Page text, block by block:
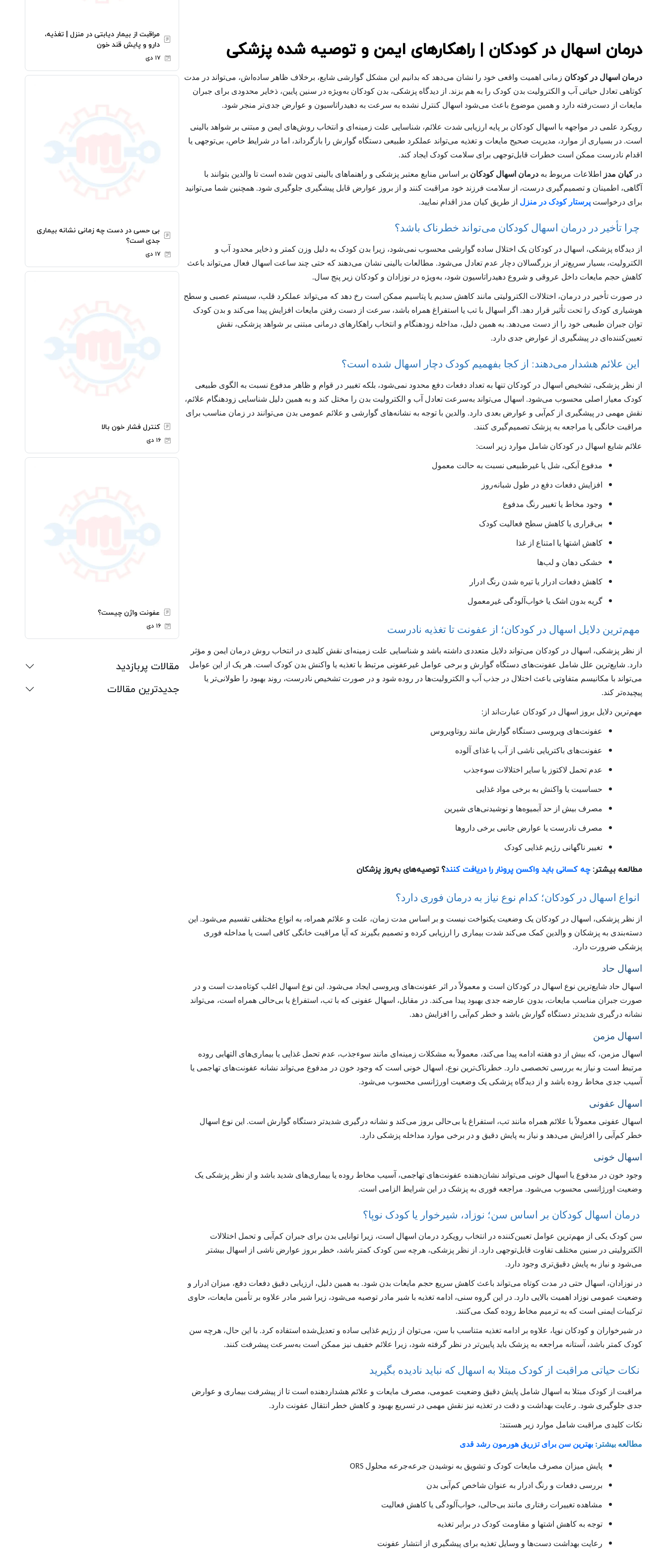
درمان اسهال در کودکان | راهکارهای ایمن و توصیه شده پزشکی
درمان اسهال در کودکان زمانی اهمیت واقعی خود را نشان می‌دهد که بدانیم این مشکل گوارشی شایع، برخلاف ظاهر ساده‌اش، می‌تواند در مدت
کوتاهی تعادل حیاتی آب و الکترولیت بدن کودک را به هم بزند. از دیدگاه پزشکی، بدن کودکان به‌ویژه در سنین پایین، ذخایر محدودی برای جبران
مایعات از دست‌رفته دارد و همین موضوع باعث می‌شود اسهال کنترل نشده به سرعت به دهیدراتاسیون و عوارض جدی‌تر منجر شود.
رویکرد علمی در مواجهه با اسهال کودکان بر پایه ارزیابی شدت علائم، شناسایی علت زمینه‌ای و انتخاب روش‌های ایمن و مبتنی بر شواهد بالینی
است. در بسیاری از موارد، مدیریت صحیح مایعات و تغذیه می‌تواند عملکرد طبیعی دستگاه گوارش را بازگرداند، اما در شرایط خاص، بی‌توجهی یا
اقدام نادرست ممکن است خطرات قابل‌توجهی برای سلامت کودک ایجاد کند.
درکیان مدز اطلاعات مربوط به درمان اسهال کودکان بر اساس منابع معتبر پزشکی و راهنماهای بالینی تدوین شده است تا والدین بتوانند با
آگاهی، اطمینان و تصمیم‌گیری درست، از سلامت فرزند خود مراقبت کنند و از بروز عوارض قابل پیشگیری جلوگیری شود. همچنین شما می‌توانید
برای درخواست پرستار کودک در منزل از طریق کیان مدز اقدام نمایید.
چرا تأخیر در درمان اسهال کودکان می‌تواند خطرناک باشد؟
از دیدگاه پزشکی، اسهال در کودکان یک اختلال ساده گوارشی محسوب نمی‌شود، زیرا بدن کودک به دلیل وزن کمتر و ذخایر محدود آب و
الکترولیت، بسیار سریع‌تر از بزرگسالان دچار عدم تعادل می‌شود. مطالعات بالینی نشان می‌دهند که حتی چند ساعت اسهال فعال می‌تواند باعث
کاهش حجم مایعات داخل عروقی و شروع دهیدراتاسیون شود، به‌ویژه در نوزادان و کودکان زیر پنج سال.
در صورت تأخیر در درمان، اختلالات الکترولیتی مانند کاهش سدیم یا پتاسیم ممکن است رخ دهد که می‌تواند عملکرد قلب، سیستم عصبی و سطح
هوشیاری کودک را تحت تأثیر قرار دهد. اگر اسهال با تب یا استفراغ همراه باشد، سرعت از دست رفتن مایعات افزایش پیدا می‌کند و بدن کودک
توان جبران طبیعی خود را از دست می‌دهد. به همین دلیل، مداخله زودهنگام و انتخاب راهکارهای درمانی مبتنی بر شواهد پزشکی، نقش
تعیین‌کننده‌ای در پیشگیری از عوارض جدی دارد.
این علائم هشدار می‌دهند: از کجا بفهمیم کودک دچار اسهال شده است؟
از نظر پزشکی، تشخیص اسهال در کودکان تنها به تعداد دفعات دفع محدود نمی‌شود، بلکه تغییر در قوام و ظاهر مدفوع نسبت به الگوی طبیعی
کودک معیار اصلی محسوب می‌شود. اسهال می‌تواند به‌سرعت تعادل آب و الکترولیت بدن را مختل کند و به همین دلیل شناسایی زودهنگام علائم،
نقش مهمی در پیشگیری از کم‌آبی و عوارض بعدی دارد. والدین با توجه به نشانه‌های گوارشی و علائم عمومی بدن می‌توانند در زمان مناسب برای
مراقبت خانگی یا مراجعه به پزشک تصمیم‌گیری کنند.
علائم شایع اسهال در کودکان شامل موارد زیر است:
مدفوع آبکی، شل یا غیرطبیعی نسبت به حالت معمول
افزایش دفعات دفع در طول شبانه‌روز
وجود مخاط یا تغییر رنگ مدفوع
بی‌قراری یا کاهش سطح فعالیت کودک
کاهش اشتها یا امتناع از غذا
خشکی دهان و لب‌ها
کاهش دفعات ادرار یا تیره شدن رنگ ادرار
گریه بدون اشک یا خواب‌آلودگی غیرمعمول
مهم‌ترین دلایل اسهال در کودکان؛ از عفونت تا تغذیه نادرست
از نظر پزشکی، اسهال در کودکان می‌تواند دلایل متعددی داشته باشد و شناسایی علت زمینه‌ای نقش کلیدی در انتخاب روش درمان ایمن و مؤثر
دارد. شایع‌ترین علل شامل عفونت‌های دستگاه گوارش و برخی عوامل غیرعفونی مرتبط با تغذیه یا واکنش بدن کودک است. هر یک از این عوامل
می‌تواند با مکانیسم متفاوتی باعث اختلال در جذب آب و الکترولیت‌ها در روده شود و در صورت تشخیص نادرست، روند بهبود را طولانی‌تر یا
پیچیده‌تر کند.
مهم‌ترین دلایل بروز اسهال در کودکان عبارت‌اند از:
عفونت‌های ویروسی دستگاه گوارش مانند روتاویروس
عفونت‌های باکتریایی ناشی از آب یا غذای آلوده
عدم تحمل لاکتوز یا سایر اختلالات سوءجذب
حساسیت یا واکنش به برخی مواد غذایی
مصرف بیش از حد آبمیوه‌ها و نوشیدنی‌های شیرین
مصرف نادرست یا عوارض جانبی برخی داروها
تغییر ناگهانی رژیم غذایی کودک
مطالعه بیشتر:چه کسانی باید واکسن پرونار را دریافت کنند؟ توصیه‌های به‌روز پزشکان
انواع اسهال در کودکان؛ کدام نوع نیاز به درمان فوری دارد؟
از نظر پزشکی، اسهال در کودکان یک وضعیت یکنواخت نیست و بر اساس مدت زمان، علت و علائم همراه، به انواع مختلفی تقسیم می‌شود. این
دسته‌بندی به پزشکان و والدین کمک می‌کند شدت بیماری را ارزیابی کرده و تصمیم بگیرند که آیا مراقبت خانگی کافی است یا مداخله فوری
پزشکی ضرورت دارد.
اسهال حاد
اسهال حاد شایع‌ترین نوع اسهال در کودکان است و معمولاً در اثر عفونت‌های ویروسی ایجاد می‌شود. این نوع اسهال اغلب کوتاه‌مدت است و در
صورت جبران مناسب مایعات، بدون عارضه جدی بهبود پیدا می‌کند. در مقابل، اسهال عفونی که با تب، استفراغ یا بی‌حالی همراه است، می‌تواند
نشانه درگیری شدیدتر دستگاه گوارش باشد و خطر کم‌آبی را افزایش دهد.
اسهال مزمن
اسهال مزمن، که بیش از دو هفته ادامه پیدا می‌کند، معمولاً به مشکلات زمینه‌ای مانند سوءجذب، عدم تحمل غذایی یا بیماری‌های التهابی روده
مرتبط است و نیاز به بررسی تخصصی دارد. خطرناک‌ترین نوع، اسهال خونی است که وجود خون در مدفوع می‌تواند نشانه عفونت‌های تهاجمی یا
آسیب جدی مخاط روده باشد و از دیدگاه پزشکی یک وضعیت اورژانسی محسوب می‌شود.
اسهال عفونی
اسهال عفونی معمولاً با علائم همراه مانند تب، استفراغ یا بی‌حالی بروز می‌کند و نشانه درگیری شدیدتر دستگاه گوارش است. این نوع اسهال
خطر کم‌آبی را افزایش می‌دهد و نیاز به پایش دقیق و در برخی موارد مداخله پزشکی دارد.
اسهال خونی
وجود خون در مدفوع یا اسهال خونی می‌تواند نشان‌دهنده عفونت‌های تهاجمی، آسیب مخاط روده یا بیماری‌های شدید باشد و از نظر پزشکی یک
وضعیت اورژانسی محسوب می‌شود. مراجعه فوری به پزشک در این شرایط الزامی است.
درمان اسهال کودکان بر اساس سن؛ نوزاد، شیرخوار یا کودک نوپا؟
سن کودک یکی از مهم‌ترین عوامل تعیین‌کننده در انتخاب رویکرد درمان اسهال است، زیرا توانایی بدن برای جبران کم‌آبی و تحمل اختلالات
الکترولیتی در سنین مختلف تفاوت قابل‌توجهی دارد. از نظر پزشکی، هرچه سن کودک کمتر باشد، خطر بروز عوارض ناشی از اسهال بیشتر
می‌شود و نیاز به پایش دقیق‌تری وجود دارد.
در نوزادان، اسهال حتی در مدت کوتاه می‌تواند باعث کاهش سریع حجم مایعات بدن شود. به همین دلیل، ارزیابی دقیق دفعات دفع، میزان ادرار و
وضعیت عمومی نوزاد اهمیت بالایی دارد. در این گروه سنی، ادامه تغذیه با شیر مادر توصیه می‌شود، زیرا شیر مادر علاوه بر تأمین مایعات، حاوی
ترکیبات ایمنی است که به ترمیم مخاط روده کمک می‌کنند.
در شیرخواران و کودکان نوپا، علاوه بر ادامه تغذیه متناسب با سن، می‌توان از رژیم غذایی ساده و تعدیل‌شده استفاده کرد. با این حال، هرچه سن
کودک کمتر باشد، آستانه مراجعه به پزشک باید پایین‌تر در نظر گرفته شود، زیرا علائم خفیف نیز ممکن است به‌سرعت پیشرفت کنند.
نکات حیاتی مراقبت از کودک مبتلا به اسهال که نباید نادیده بگیرید
مراقبت از کودک مبتلا به اسهال شامل پایش دقیق وضعیت عمومی، مصرف مایعات و علائم هشداردهنده است تا از پیشرفت بیماری و عوارض
جدی جلوگیری شود. رعایت بهداشت و دقت در تغذیه نیز نقش مهمی در تسریع بهبود و کاهش خطر انتقال عفونت دارد.
نکات کلیدی مراقبت شامل موارد زیر هستند:
مطالعه بیشتر: بهترین سن برای تزریق هورمون رشد قدی
پایش میزان مصرف مایعات کودک و تشویق به نوشیدن جرعه‌جرعه محلول ORS
بررسی دفعات و رنگ ادرار به عنوان شاخص کم‌آبی بدن
مشاهده تغییرات رفتاری مانند بی‌حالی، خواب‌آلودگی یا کاهش فعالیت
توجه به کاهش اشتها و مقاومت کودک در برابر تغذیه
رعایت بهداشت دست‌ها و وسایل تغذیه برای پیشگیری از انتشار عفونت
مراقبت از بیمار دیابتی در منزل | تغذیه،
دارو و پایش قند خون
۱۷ دی
بی حسی در دست چه زمانی نشانه بیماری
جدی است؟
۱۷ دی
کنترل فشار خون بالا
۱۶ دی
عفونت واژن چیست؟
۱۶ دی
مقالات پربازدید
جدیدترین مقالات